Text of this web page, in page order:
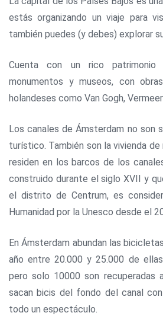
estás organizando un viaje para
también puedes (y debes) explorar
Cuenta con un rico patrimonio
monumentos y museos, con
holandeses como Van Gogh,
Los canales de Ámsterdam no son
turístico. También son la vivienda
residen en los barcos de los
construido durante el siglo XVII y
el distrito de Centrum, es
Humanidad por la Unesco desde el
En Ámsterdam abundan las
año entre 20.000 y 25.000 de
pero solo 10000 son recuperadas
sacan bicis del fondo del canal
todo un espectáculo.